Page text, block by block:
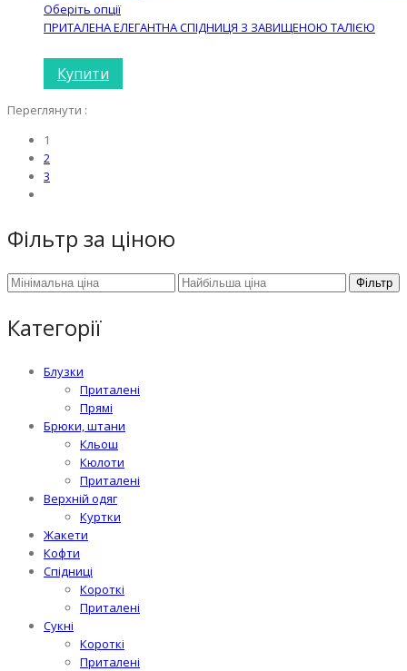
Оберіть опції
ПРИТАЛЕНА ЕЛЕГАНТНА СПІДНИЦЯ З ЗАВИЩЕНОЮ ТАЛІЄЮ
Купити
Переглянути :
1
2
3
Фільтр за ціною
Фільтр
Категорії
Блузки
Приталені
Прямі
Брюки, штани
Кльош
Кюлоти
Приталені
Верхній одяг
Куртки
Жакети
Кофти
Спідниці
Короткі
Приталені
Сукні
Короткі
Приталені